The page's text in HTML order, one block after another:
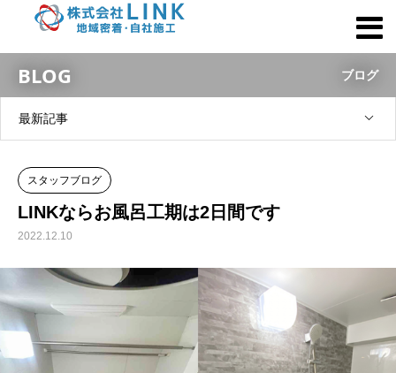
BLOG ブログ
最新記事
スタッフブログ
LINKならお風呂工期は2日間です
2022.12.10